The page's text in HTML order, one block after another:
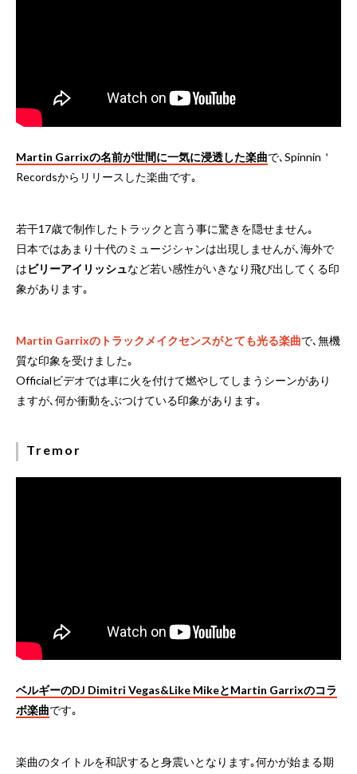
Martin Garrixの名前が世間に一気に浸透した楽曲で､Spinnin＇
Recordsからリリースした楽曲です｡
若干17歳で制作したトラックと言う事に驚きを隠せません｡
日本ではあまり十代のミュージシャンは出現しませんが､海外で
はビリーアイリッシュなど若い感性がいきなり飛び出してくる印
象があります｡
Martin Garrixのトラックメイクセンスがとても光る楽曲で､無機
質な印象を受けました｡
Officialビデオでは車に火を付けて燃やしてしまうシーンがあり
ますが､何か衝動をぶつけている印象があります｡
Tremor
ベルギーのDJ Dimitri Vegas&Like MikeとMartin Garrixのコラ
ボ楽曲です｡
楽曲のタイトルを和訳すると身震いとなります｡何かが始まる期